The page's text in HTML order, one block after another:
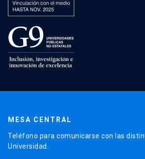
MESA CENTRAL
Teléfono para comunicarse con las
Universidad.